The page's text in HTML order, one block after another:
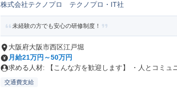
株式会社テクノプロ テクノプロ・IT社
未経験の方でも安心の研修制度！
大阪府大阪市西区江戸堀
月給21万円～50万円
求める人材: 【こんな方を歓迎します】 ・人とコミュ
交通費支給